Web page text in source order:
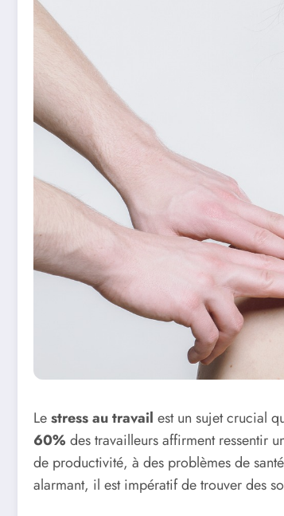
Lestress au travail est un sujet crucial
60% des travailleurs affirment ressentir
de productivité, à des problèmes de
alarmant, il est impératif de trouver des